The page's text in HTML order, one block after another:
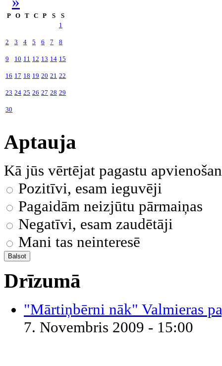
P O T C P S
S
1
2 3 4 5 6 7 8
9 10 11 12 13 14 15
16 17 18 19 20 21 22
23 24 25 26 27 28 29
30
Aptauja
Kā jūs vērtējat pagastu
Pozitīvi, esam ieguvēji
Pagaidām neizjūtu pārmaiņas
Negatīvi, esam zaudētāji
Mani tas neinteresē
Drīzumā
"Mārtiņbērni nāk" Valmieras
7. Novembris 2009 - 15:00